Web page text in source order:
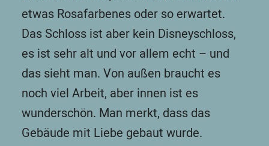
etwas Rosafarbenes oder so erwartet.
Das Schloss ist aber kein Disneyschloss,
es ist sehr alt und vor allem echt – und
das sieht man. Von außen braucht es
noch viel Arbeit, aber innen ist es
wunderschön. Man merkt, dass das
Gebäude mit Liebe gebaut wurde.